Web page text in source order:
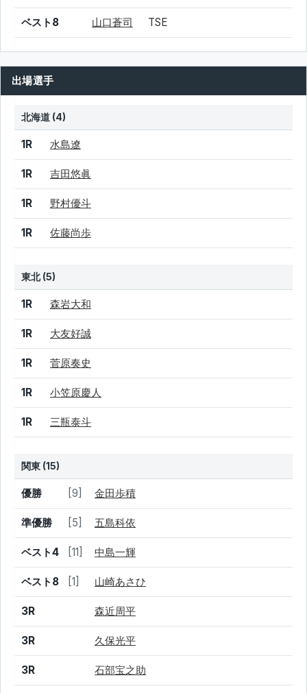
ベスト8 山口蒼司 TSE
出場選手
北海道 (4)
結果 シード
1R 水島遼
1R 吉田悠眞
1R 野村優斗
1R 佐藤尚歩
東北 (5)
結果 シード 選手名
1R 森岩大和
1R 大友好誠
1R 菅原奏史
1R 小笠原慶人
1R 三瓶泰斗
関東 (15)
結果 シード 選手名
優勝 [9] 金田歩積
準優勝 [5] 五島科依
ベスト4 [11] 中島一輝
ベスト8 [1] 山崎あさひ
3R 森近周平
3R 久保光平
3R 石部宝之助